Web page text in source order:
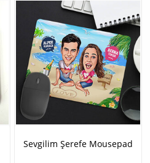
Sevgilim Şerefe Mousepad